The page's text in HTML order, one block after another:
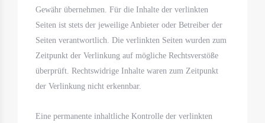
Gewähr übernehmen. Für die Inhalte der verlinkten
Seiten ist stets der jeweilige Anbieter oder Betreiber der
Seiten verantwortlich. Die verlinkten Seiten wurden zum
Zeitpunkt der Verlinkung auf mögliche Rechtsverstöße
überprüft. Rechtswidrige Inhalte waren zum Zeitpunkt
der Verlinkung nicht erkennbar.
Eine permanente inhaltliche Kontrolle der verlinkten